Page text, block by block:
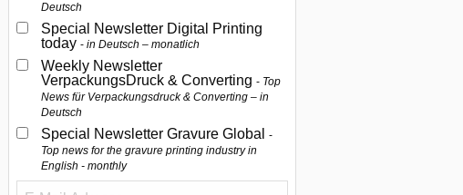
Deutsch
Special Newsletter Digital Printing
today in Deutsch – monatlich
Weekly Newsletter
VerpackungsDruck & Converting Top
News für Verpackungsdruck & Converting – in
Deutsch
Special Newsletter Gravure Global
Top news for the gravure printing industry in
English - monthly